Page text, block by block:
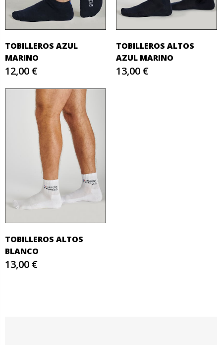
TOBILLEROS AZUL
MARINO
12,00 €
TOBILLEROS ALTOS
AZUL MARINO
13,00 €
TOBILLEROS ALTOS
BLANCO
13,00 €